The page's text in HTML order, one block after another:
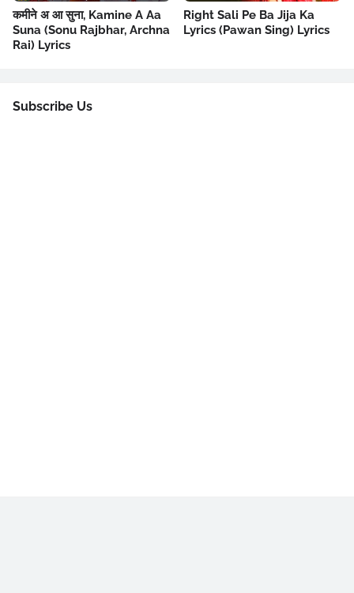
कमीने अ आ सुना, Kamine A Aa
Suna (Sonu Rajbhar, Archna
Rai) Lyrics
Right Sali Pe Ba Jija Ka
Lyrics (Pawan Sing) Lyrics
Subscribe Us